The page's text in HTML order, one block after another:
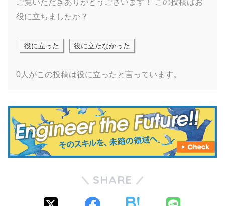
役に立ちましたか？
役に立った 役に立たなかった
0人がこの投稿は役に立ったと言っています。
SHARE